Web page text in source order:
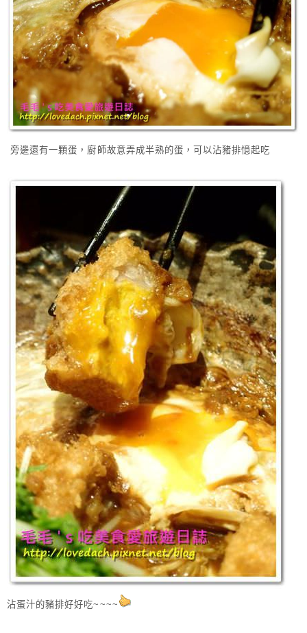
旁邊還有一顆蛋，廚師故意弄成半熟的蛋，可以沾豬排憶起吃
沾蛋汁的豬排好好吃~~~~